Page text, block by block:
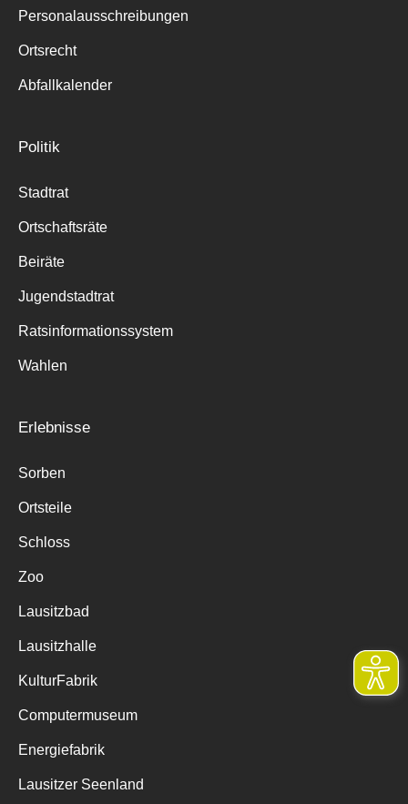
Personalausschreibungen
Ortsrecht
Abfallkalender
Politik
Stadtrat
Ortschaftsräte
Beiräte
Jugendstadtrat
Ratsinformationssystem
Wahlen
Erlebnisse
Sorben
Ortsteile
Schloss
Zoo
Lausitzbad
Lausitzhalle
KulturFabrik
Computermuseum
Energiefabrik
Lausitzer Seenland